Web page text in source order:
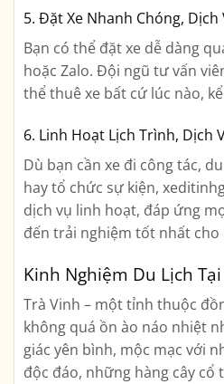
5. Đặt Xe Nhanh Chóng, Dịch
Bạn có thể đặt xe dễ dàng
hoặc Zalo. Đội ngũ tư vấn
thể thuê xe bất cứ lúc nào,
6. Linh Hoạt Lịch Trình, Dịch
Dù bạn cần xe đi công tác,
hay tổ chức sự kiện,
dịch vụ linh hoạt, đáp ứng
đến trải nghiệm tốt nhất cho
Kinh Nghiệm Du Lịch
Trà Vinh – một tỉnh thuộc
không quá ồn ào náo nhiệt
giác yên bình, mộc mạc với
độc đáo, những hàng cây